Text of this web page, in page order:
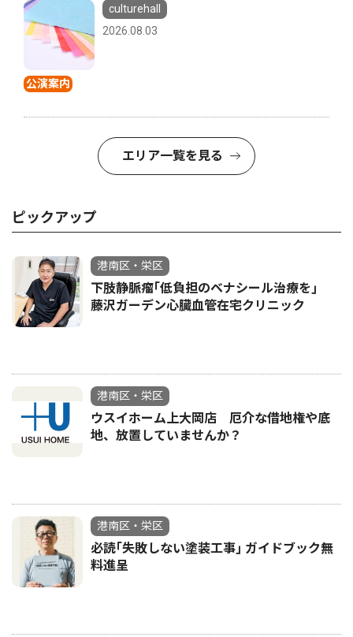
公演案内
culturehall
2026.08.03
エリア一覧を見る
ピックアップ
港南区・栄区
下肢静脈瘤｢低負担のベナシール治療を｣
藤沢ガーデン心臓血管在宅クリニック
港南区・栄区
ウスイホーム上大岡店 厄介な借地権や底
地、放置していませんか？
港南区・栄区
必読｢失敗しない塗装工事｣ ガイドブック無
料進呈